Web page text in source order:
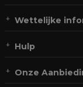
Wettelijke
Hulp
Onze